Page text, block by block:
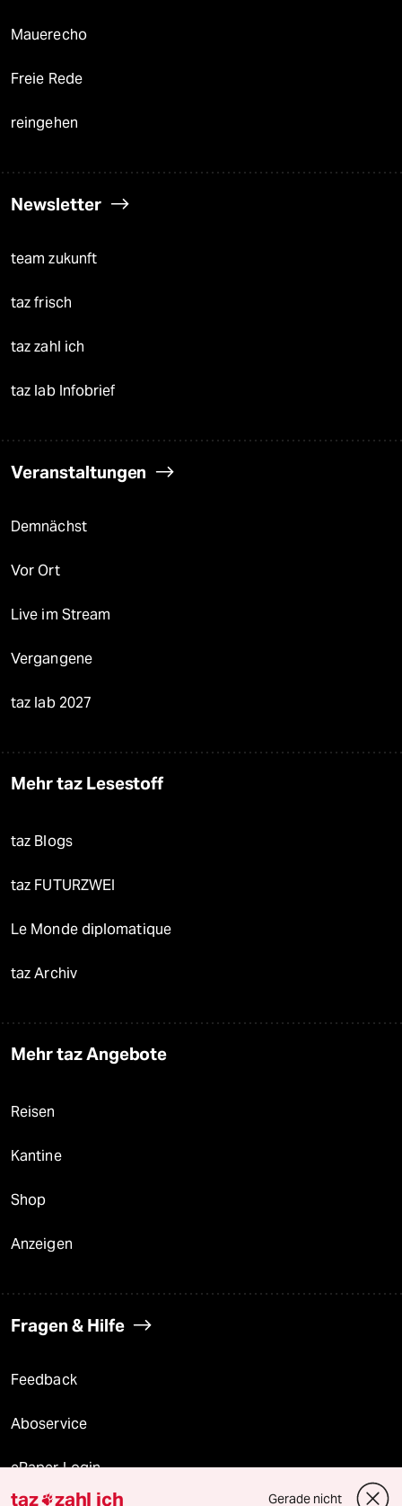
Mauerecho
Freie Rede
reingehen
Newsletter
team zukunft
taz frisch
taz zahl ich
taz lab Infobrief
Veranstaltungen
Demnächst
Vor Ort
Live im Stream
Vergangene
taz lab 2027
Mehr taz Lesestoff
taz Blogs
taz FUTURZWEI
Le Monde diplomatique
taz Archiv
Mehr taz Angebote
Reisen
Kantine
Shop
Anzeigen
Fragen & Hilfe
Feedback
Aboservice
ePaper Login
taz zahl ich Gerade nicht